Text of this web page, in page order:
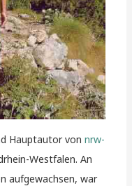
Hauptautor vonnrw-
Westfalen. An
aufgewachsen, war